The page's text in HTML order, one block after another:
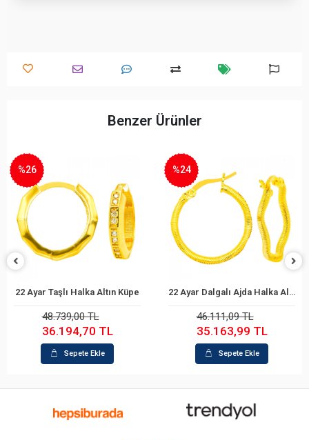
Benzer Ürünler
Ekle
Altın Küpe
Sepete Ekle
22 Ayar Dalgalı Ajda Halka Altın Küpe
35.163,99 TL